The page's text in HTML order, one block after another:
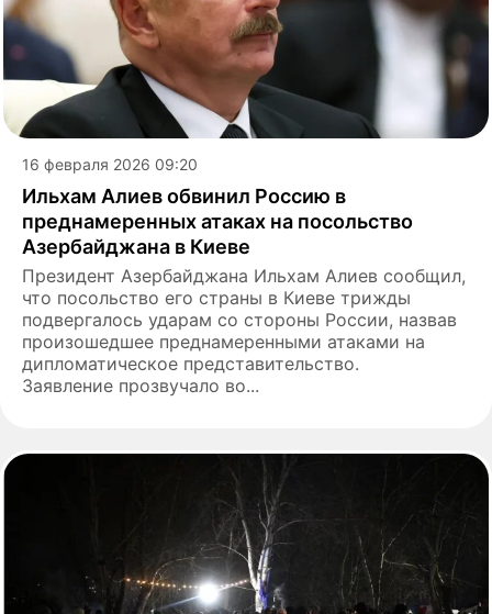
16 февраля 2026 09:20
Ильхам Алиев обвинил Россию в
преднамеренных атаках на посольство
Азербайджана в Киеве
Президент Азербайджана Ильхам Алиев сообщил,
что посольство его страны в Киеве трижды
подвергалось ударам со стороны России, назвав
произошедшее преднамеренными атаками на
дипломатическое представительство.
Заявление прозвучало во...